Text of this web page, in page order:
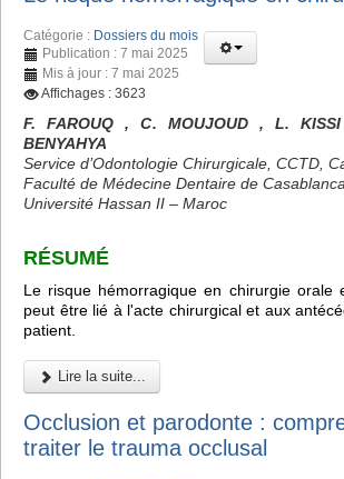
Catégorie : Dossiers du mois
Publication : 7 mai 2025
Mis à jour : 7 mai 2025
Affichages : 3623
F. FAROUQ , C. MOUJOUD , L.
BENYAHYA
Service d’Odontologie Chirurgicale, CCTD,
Faculté de Médecine Dentaire de Casablanca
Université Hassan II – Maroc
RÉSUMÉ
Le risque hémorragique en chirurgie orale
peut être lié à l'acte chirurgical et aux
patient.
Lire la suite...
Occlusion et parodonte :
traiter le trauma occlusal